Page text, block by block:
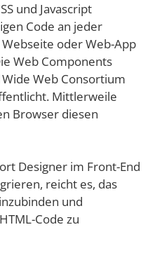
und Javascript
Code an jeder
oder Web-App
Web Components
Web Consortium
Mittlerweile
Browser diesen
Designer im Front-End
reicht es, das
und
Code zu